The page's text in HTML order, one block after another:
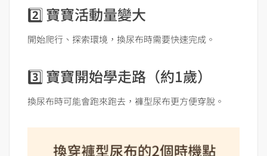
2️⃣ 寶寶活動量變大
開始爬行、探索環境，換尿布時需要快速完成。
3️⃣ 寶寶開始學走路（約1歲）
換尿布時可能會跑來跑去，褲型尿布更方便穿脫。